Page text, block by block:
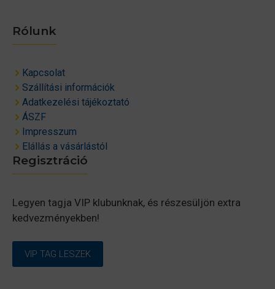
Rólunk
Kapcsolat
Szállítási információk
Adatkezelési tájékoztató
ÁSZF
Impresszum
Elállás a vásárlástól
Regisztráció
Legyen tagja VIP klubunknak, és részesüljön extra
kedvezményekben!
VIP TAG LESZEK